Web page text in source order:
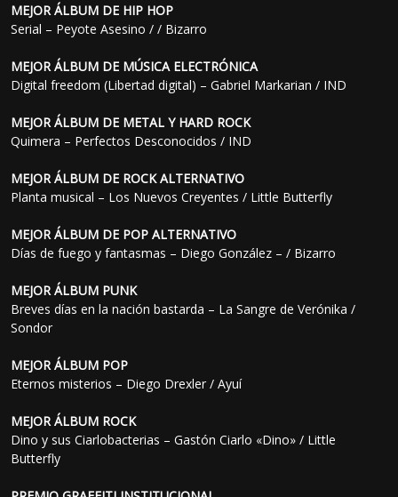
MEJOR ÁLBUM DE HIP HOP
Serial – Peyote Asesino / / Bizarro
MEJOR ÁLBUM DE MÚSICA ELECTRÓNICA
Digital freedom (Libertad digital) – Gabriel Markarian / IND
MEJOR ÁLBUM DE METAL Y HARD ROCK
Quimera – Perfectos Desconocidos / IND
MEJOR ÁLBUM DE ROCK ALTERNATIVO
Planta musical – Los Nuevos Creyentes / Little Butterfly
MEJOR ÁLBUM DE POP ALTERNATIVO
Días de fuego y fantasmas – Diego González – / Bizarro
MEJOR ÁLBUM PUNK
Breves días en la nación bastarda – La Sangre de Verónika /
Sondor
MEJOR ÁLBUM POP
Eternos misterios – Diego Drexler / Ayuí
MEJOR ÁLBUM ROCK
Dino y sus Ciarlobacterias – Gastón Ciarlo «Dino» / Little
Butterfly